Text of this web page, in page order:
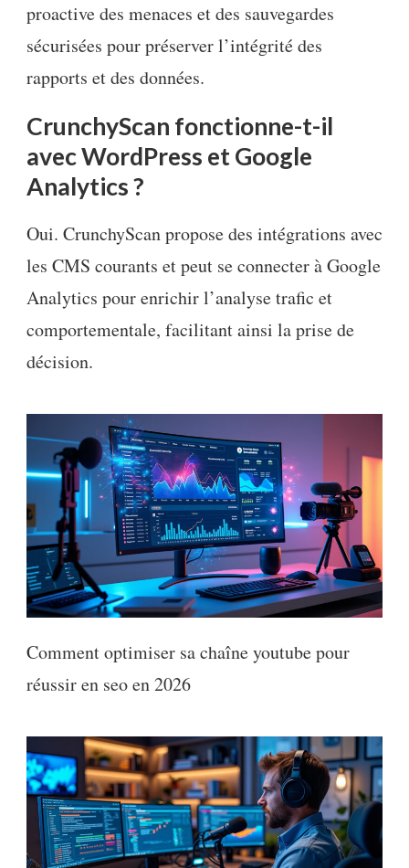
proactive des menaces et des sauvegardes
sécurisées pour préserver l’intégrité des
rapports et des données.
CrunchyScan fonctionne-t-il
avec WordPress et Google
Analytics ?
Oui. CrunchyScan propose des intégrations avec
les CMS courants et peut se connecter à Google
Analytics pour enrichir l’analyse trafic et
comportementale, facilitant ainsi la prise de
décision.
Comment optimiser sa chaîne youtube pour
réussir en seo en 2026